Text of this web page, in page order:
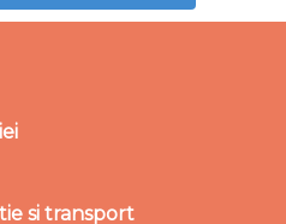
si transport